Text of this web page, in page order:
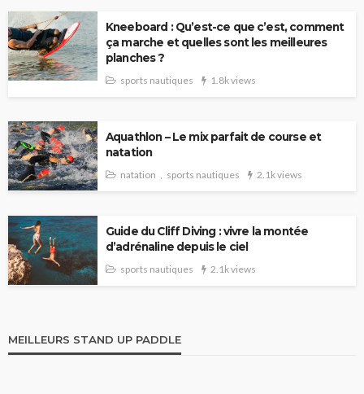
Kneeboard : Qu’est-ce que c’est, comment
ça marche et quelles sont les meilleures
planches ?
sports nautiques 1.8k views
Aquathlon – Le mix parfait de course et
natation
natation sports nautiques 2.1k views
Guide du Cliff Diving : vivre la montée
d’adrénaline depuis le ciel
sports nautiques 2.1k views
MEILLEURS STAND UP PADDLE